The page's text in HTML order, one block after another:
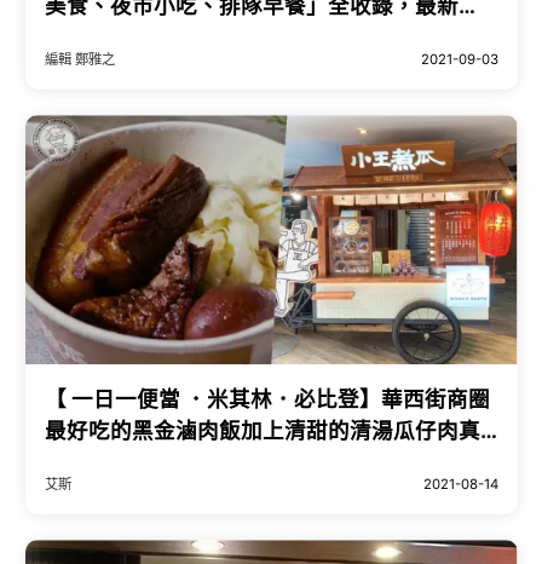
美食、夜市小吃、排隊早餐」全收錄，最新
台中。
編輯 鄭雅之 2021-09-03
【 一日一便當 ．米其林．必比登】華西街商圈
最好吃的黑金滷肉飯加上清甜的清湯瓜仔肉真
艾斯 2021-08-14